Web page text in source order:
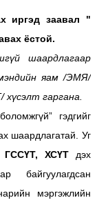
иргэд заавал "
ёстой.
шаардлагаар
мэндийн яам /ЭМЯ/
гаргана.
гэдгийг
шаардлагатай. Уг
ХСҮТдэх
байгуулагдсан
мэргэжлийн